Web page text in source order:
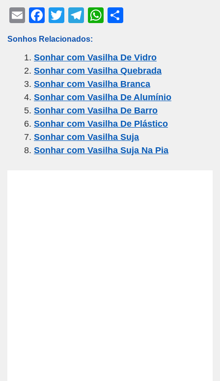
E
ail
F
a
c
e
b
o
o
k
T
tt
er
T
e
gr
a
m
W
s
A
p
p
e
Sonhos Relacionados:
Sonhar com Vasilha De Vidro
Sonhar com Vasilha Quebrada
Sonhar com Vasilha Branca
Sonhar com Vasilha De Alumínio
Sonhar com Vasilha De Barro
Sonhar com Vasilha De Plástico
Sonhar com Vasilha Suja
Sonhar com Vasilha Suja Na Pia